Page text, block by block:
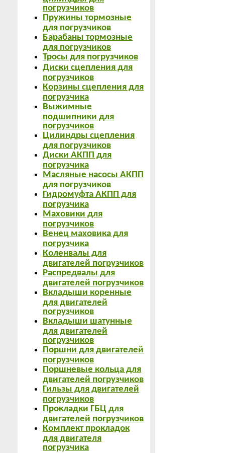
погрузчиков
Пружины тормозные
для погрузчиков
Барабаны тормозные
для погрузчиков
Тросы для погрузчиков
Диски сцепления для
погрузчиков
Корзины сцепления для
погрузчика
Выжимные
подшипники для
погрузчиков
Цилиндры сцепления
для погрузчиков
Диски АКПП для
погрузчика
Масляные насосы АКПП
для погрузчиков
Гидромуфта АКПП для
погрузчика
Маховики для
погрузчиков
Венец маховика для
погрузчика
Коленвалы для
двигателей погрузчиков
Распредвалы для
двигателей погрузчиков
Вкладыши коренные
для двигателей
погрузчиков
Вкладыши шатунные
для двигателей
погрузчиков
Поршни для двигателей
погрузчиков
Поршневые кольца для
двигателей погрузчиков
Гильзы для двигателей
погрузчиков
Прокладки ГБЦ для
двигателей погрузчиков
Комплект прокладок
для двигателя
погрузчика